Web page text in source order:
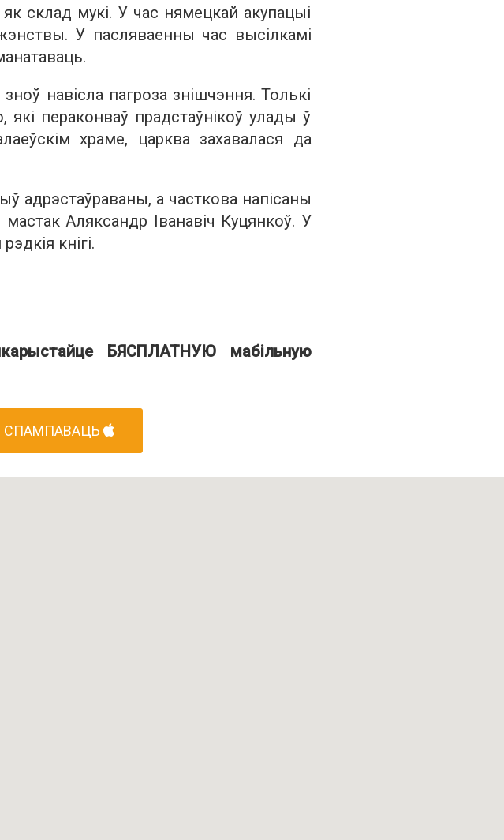
склад мукі. У час нямецкай акупацыі
У пасляваенны час высілкамі
навісла пагроза знішчэння. Толькі
пераконваў прадстаўнікоў улады ў
храме, царква захавалася да
адрэстаўраваны, а часткова напісаны
Аляксандр Іванавіч Куцянкоў. У
кнігі.
БЯСПЛАТНУЮ мабільную
СПАМПАВАЦЬ